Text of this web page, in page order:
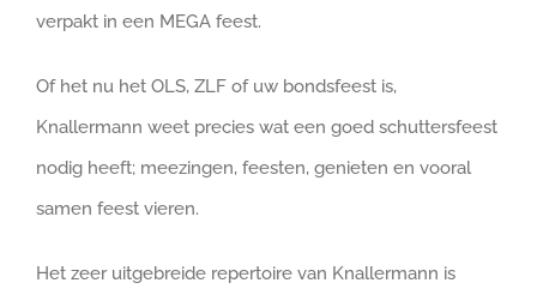
verpakt in een MEGA feest.
Of het nu het OLS, ZLF of uw bondsfeest is,
Knallermann weet precies wat een goed schuttersfeest
nodig heeft; meezingen, feesten, genieten en vooral
samen feest vieren.
Het zeer uitgebreide repertoire van Knallermann is